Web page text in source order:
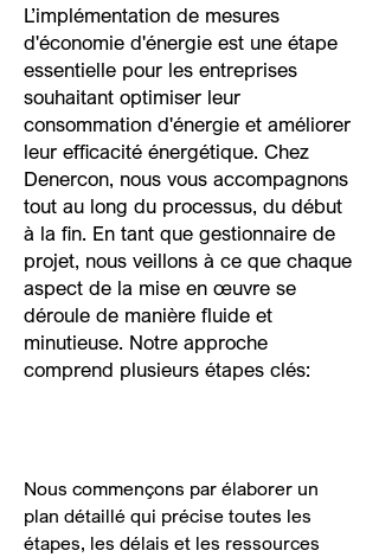
L’implémentation de mesures
d'économie d'énergie est une étape
essentielle pour les entreprises
souhaitant optimiser leur
consommation d'énergie et améliorer
leur efficacité énergétique. Chez
Denercon, nous vous accompagnons
tout au long du processus, du début
à la fin. En tant que gestionnaire de
projet, nous veillons à ce que chaque
aspect de la mise en œuvre se
déroule de manière fluide et
minutieuse. Notre approche
comprend plusieurs étapes clés:
Nous commençons par élaborer un
plan détaillé qui précise toutes les
étapes, les délais et les ressources